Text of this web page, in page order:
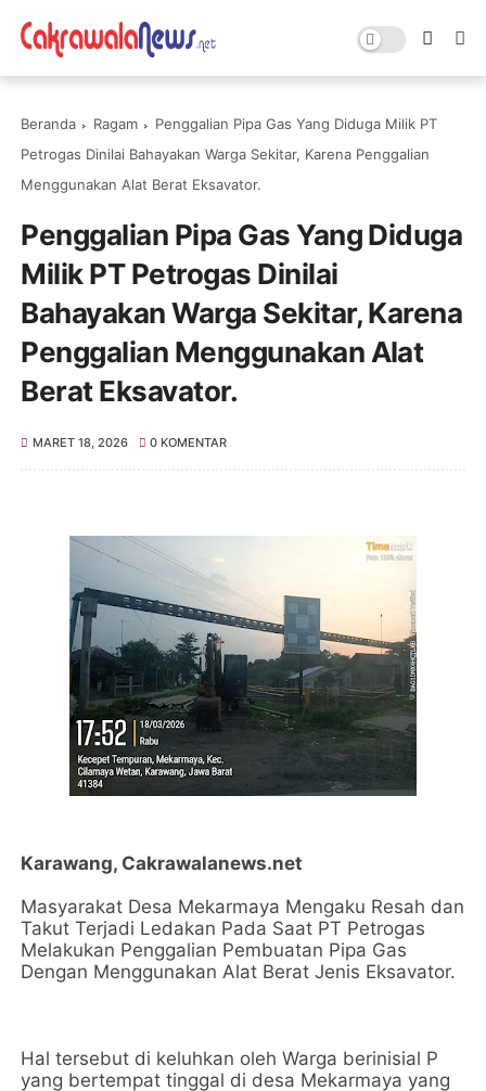
Beranda Ragam
Penggalian Pipa Gas Yang Diduga Milik PT
Petrogas Dinilai Bahayakan Warga Sekitar, Karena Penggalian
Menggunakan Alat Berat Eksavator.
Penggalian Pipa Gas Yang Diduga
Milik PT Petrogas Dinilai
Bahayakan Warga Sekitar, Karena
Penggalian Menggunakan Alat
Berat Eksavator.
MARET 18, 2026 0 KOMENTAR
Karawang, Cakrawalanews.net
Masyarakat Desa Mekarmaya Mengaku Resah dan
Takut Terjadi Ledakan Pada Saat PT Petrogas
Melakukan Penggalian Pembuatan Pipa Gas
Dengan Menggunakan Alat Berat Jenis Eksavator.
Hal tersebut di keluhkan oleh Warga berinisial P
yang bertempat tinggal di desa Mekarmaya yang